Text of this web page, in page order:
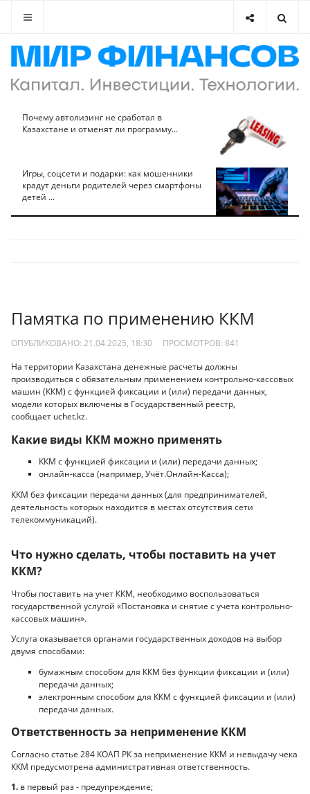
Почему автолизинг не сработал в
Казахстане и отменят ли программу...
Игры, соцсети и подарки: как мошенники
крадут деньги родителей через смартфоны
детей ...
Памятка по применению ККМ
ОПУБЛИКОВАНО: 21.04.2025, 18:30 ПРОСМОТРОВ: 841
На территории Казахстана денежные расчеты должны
производиться с обязательным применением контрольно-кассовых
машин (ККМ) с функцией фиксации и (или) передачи данных,
модели которых включены в Государственный реестр,
сообщает uchet.kz.
Какие виды ККМ можно применять
ККМ с функцией фиксации и (или) передачи данных;
онлайн-касса (например, Учёт.Онлайн-Касса);
ККМ без фиксации передачи данных (для предпринимателей,
деятельность которых находится в местах отсутствия сети
телекоммуникаций).
Что нужно сделать, чтобы поставить на учет
ККМ?
Чтобы поставить на учет ККМ, необходимо воспользоваться
государственной услугой «Постановка и снятие с учета контрольно-
кассовых машин».
Услуга оказывается органами государственных доходов на выбор
двумя способами:
бумажным способом для ККМ без функции фиксации и (или)
передачи данных;
электронным способом для ККМ с функцией фиксации и (или)
передачи данных.
Ответственность за неприменение ККМ
Согласно статье 284 КОАП РК за неприменение ККМ и невыдачу чека
ККМ предусмотрена административная ответственность.
1. в первый раз - предупреждение;